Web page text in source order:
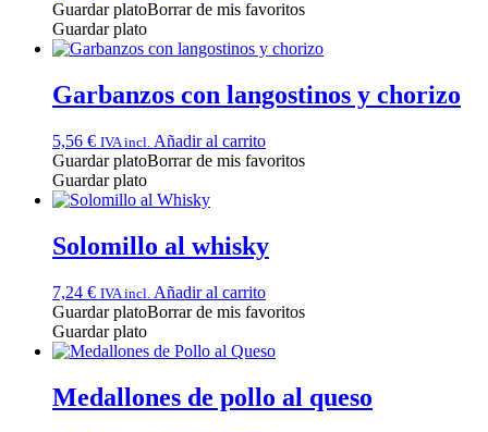
Guardar platoBorrar de mis favoritos
Guardar plato
Garbanzos con langostinos y chorizo
5,56 € IVA incl. Añadir al carrito
Guardar platoBorrar de mis favoritos
Guardar plato
Solomillo al whisky
7,24 € IVA incl. Añadir al carrito
Guardar platoBorrar de mis favoritos
Guardar plato
Medallones de pollo al queso